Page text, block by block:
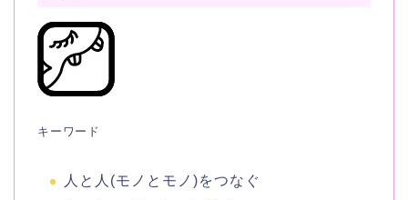
キーワード
人と人(モノとモノ)をつなぐ